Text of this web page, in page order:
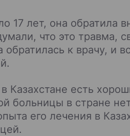
17 лет, она обратила
что это травма,
к врачу, и
Казахстане есть
больницы в стране
его лечения в